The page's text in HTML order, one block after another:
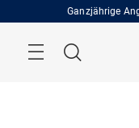
Ganzjährige
Suche